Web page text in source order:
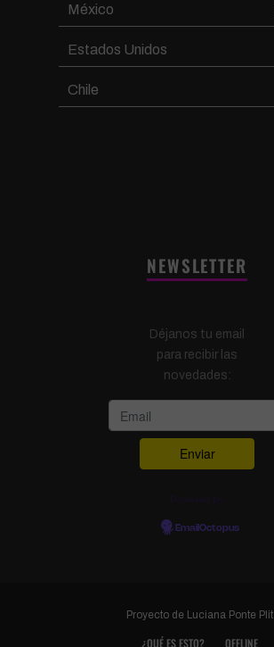
México
Estados Unidos
Chile
NEWSLETTER
Déjanos tu email
para recibir las
novedades:
EmailOctopus
Proyecto de Luciana Ponte Plit
¿QUÉ ES ESTO? OFFLINE